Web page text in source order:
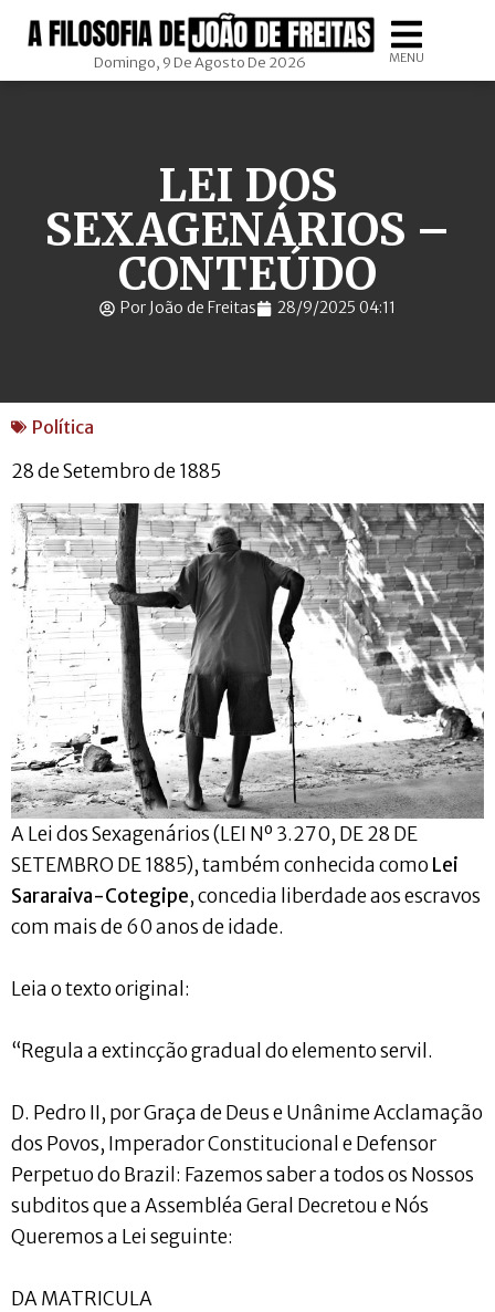
Domingo, 9 De Agosto De 2026 MENU
LEI DOS
SEXAGENÁRIOS –
CONTEÚDO
Por João de Freitas 28/9/2025 04:11
Política
28 de Setembro de 1885
A Lei dos Sexagenários (LEI Nº 3.270, DE 28 DE
SETEMBRO DE 1885), também conhecida como Lei
Sararaiva-Cotegipe, concedia liberdade aos escravos
com mais de 60 anos de idade.
Leia o texto original:
“Regula a extincção gradual do elemento servil.
D. Pedro II, por Graça de Deus e Unânime Acclamação
dos Povos, Imperador Constitucional e Defensor
Perpetuo do Brazil: Fazemos saber a todos os Nossos
subditos que a Assembléa Geral Decretou e Nós
Queremos a Lei seguinte:
DA MATRICULA